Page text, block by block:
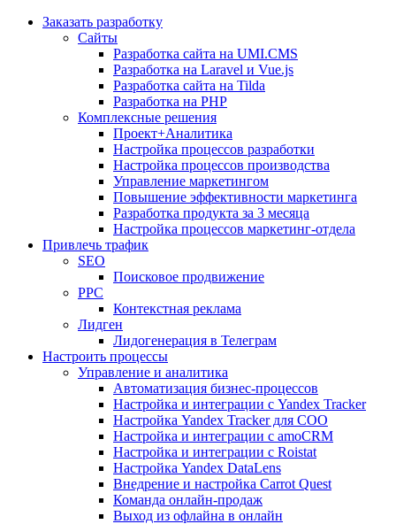
Заказать разработку
Сайты
Разработка сайта на UMI.CMS
Разработка на Laravel и Vue.js
Разработка сайта на Tilda
Разработка на PHP
Комплексные решения
Проект+Аналитика
Настройка процессов разработки
Настройка процессов производства
Управление маркетингом
Повышение эффективности маркетинга
Разработка продукта за 3 месяца
Настройка процессов маркетинг-отдела
Привлечь трафик
SEO
Поисковое продвижение
PPC
Контекстная реклама
Лидген
Лидогенерация в Телеграм
Настроить процессы
Управление и аналитика
Автоматизация бизнес-процессов
Настройка и интеграции с Yandex Tracker
Настройка Yandex Tracker для СОО
Настройка и интеграции с amoCRM
Настройка и интеграции с Roistat
Настройка Yandex DataLens
Внедрение и настройка Carrot Quest
Команда онлайн-продаж
Выход из офлайна в онлайн